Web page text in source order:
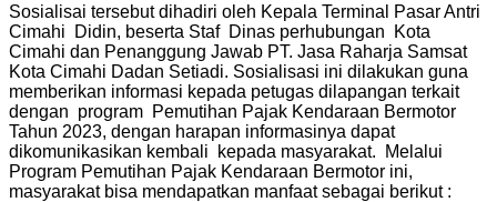
Sosialisai tersebut dihadiri oleh Kepala Terminal Pasar Antri
Cimahi Didin, beserta Staf Dinas perhubungan Kota
Cimahi dan Penanggung Jawab PT. Jasa Raharja Samsat
Kota Cimahi Dadan Setiadi. Sosialisasi ini dilakukan guna
memberikan informasi kepada petugas dilapangan terkait
dengan program Pemutihan Pajak Kendaraan Bermotor
Tahun 2023, dengan harapan informasinya dapat
dikomunikasikan kembali kepada masyarakat. Melalui
Program Pemutihan Pajak Kendaraan Bermotor ini,
masyarakat bisa mendapatkan manfaat sebagai berikut :